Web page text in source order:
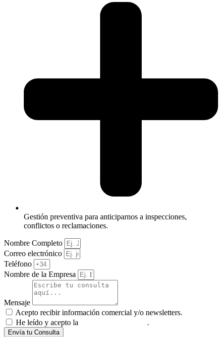
Gestión preventiva para anticiparnos a inspecciones,
conflictos o reclamaciones.
Nombre Completo
Correo electrónico
Teléfono
Nombre de la Empresa
Mensaje
Acepto recibir información comercial y/o newsletters.
He leído y acepto la
.
Envía tu Consulta